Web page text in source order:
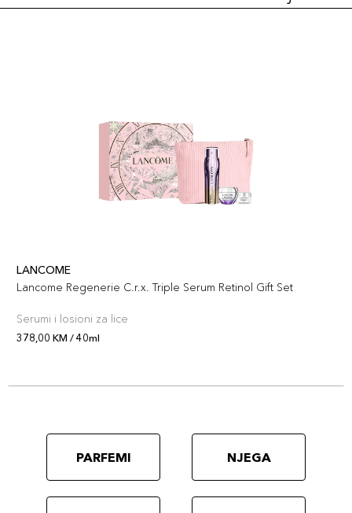
LANCOME
Lancome Regenerie C.r.x. Triple Serum Retinol Gift Set
Serumi i losioni za lice
378,00 KM / 40ml
PARFEMI NJEGA